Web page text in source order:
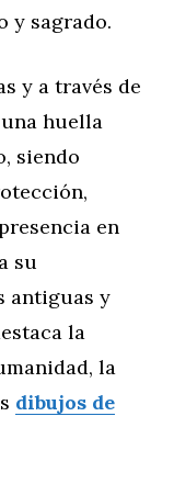
y sagrado.
y a través de
huella
siendo
en
su
antiguas y
la
la
dibujos de